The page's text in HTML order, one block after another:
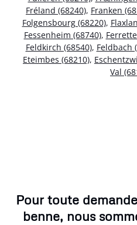
Fréland (68240), Franken
Folgensbourg (68220),
Fessenheim (68740),
Feldkirch (68540), Feldbach
Eteimbes (68210),
Val
Pour toute
benne, nous